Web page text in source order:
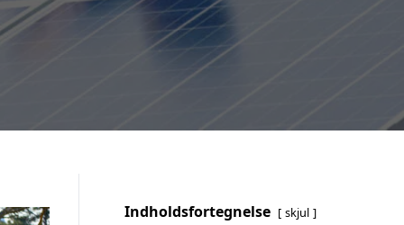
Indholdsfortegnelse skjul